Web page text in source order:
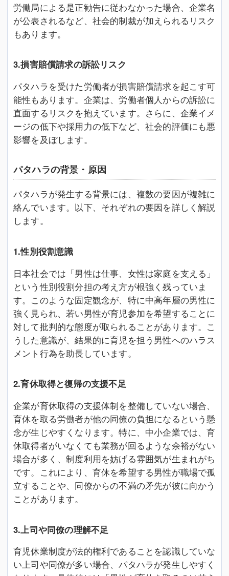
労働局による是正勧告に従わなかった場合、企業名
が公表されるなど、社会的制裁が加えられるリスク
もあります。
3.損害賠償請求の訴訟リスク
パタハラを受けた労働者が損害賠償請求を起こす可
能性もあります。企業は、労働者個人からの訴訟に
直面するリスクを抱えています。さらに、企業イメ
ージの低下や採用力の低下など、社会的評価にも悪
影響を及ぼします。
パタハラの背景・原因
パタハラが発生する背景には、複数の要因が複雑に
絡んでいます。以下、それぞれの要因を詳しく解説
します。
1.性別役割意識
日本社会では「男性は仕事、女性は家庭を支える」
という性別役割分担の考え方が根強く残っていま
す。このような固定観念が、特に中高年層の男性に
強く見られ、若い男性が育児参加を希望することに
対して批判的な態度が取られることがあります。こ
うした意識が、結果的に育児を担う男性へのハラス
メント行為を助長しています。
2.育休取得と復帰の支援不足
企業が育休取得の支援体制を整備していない場合、
育休を取る労働者が他の同僚の負担になるという懸
念が生じやすくなります。特に、中小企業では、育
休取得者がいなくても業務が回るような余裕がない
場合が多く、制度利用を妨げる雰囲気が生まれがち
です。これにより、育休を希望する男性が職場で孤
立することや、同僚からの不満の矛先が彼に向かう
ことがあります。
3.上司や同僚の理解不足
育児休業制度が法的権利であることを認識していな
い上司や同僚が多い場合、パタハラが発生しやすく